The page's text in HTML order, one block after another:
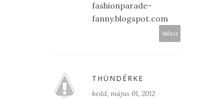
fashionparade-
fanny.blogspot.com
Válasz
THÜNDÉRKE
kedd, május 01, 2012